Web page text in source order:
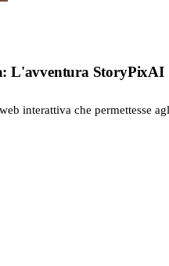
L'avventura StoryPixAI
interattiva che permettesse